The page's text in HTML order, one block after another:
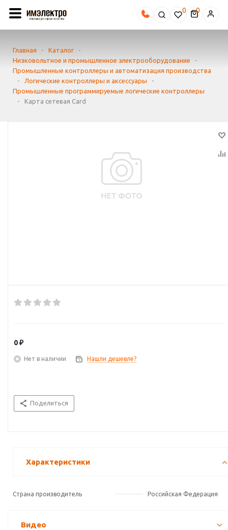
0
Главная - Каталог
-
Низковольтное и промышленное электрооборудование
-
Промышленные контроллеры и автоматизация производства
-
Логические контроллеры и аксессуары
-
Промышленные программируемые логические контроллеры
-
Карта сетевая Card
0 ₽
Нет в наличии Нашли дешевле?
Поделиться
Характеристики
Страна производитель Российская Федерация
Видео